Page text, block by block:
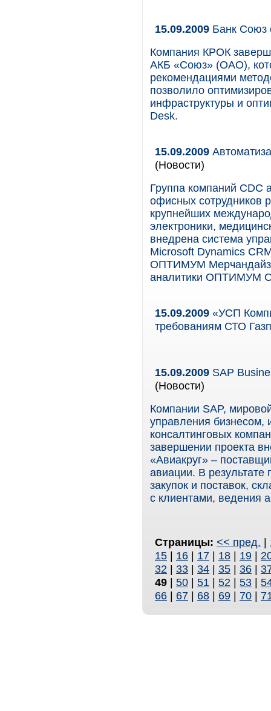
15.09.2009 Банк Союз
Компания КРОК
АКБ «Союз» (ОАО),
рекомендациями
позволило
инфраструктуры и
Desk.
15.09.2009
(Новости)
Группа компаний CDC
офисных сотрудников
крупнейших
электроники,
внедрена система
Microsoft Dynamics
ОПТИМУМ
аналитики ОПТИМУМ
15.09.2009 «УСП
требованиям СТО
15.09.2009 SAP
(Новости)
Компании SAP,
управления бизнесом,
консалтинговых
завершении проекта
«Авиакруг» –
авиации. В
закупок и поставок,
с клиентами, ведения
Страницы: << пред. |
15 | 16 | 17 | 18 | 19 |
32 | 33 | 34 | 35 | 36 |
49 | 50 | 51 | 52 | 53 |
66 | 67 | 68 | 69 | 70 |